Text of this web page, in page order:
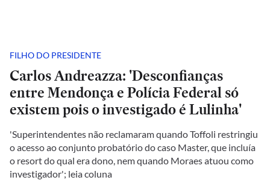
FILHO DO PRESIDENTE
Carlos Andreazza: 'Desconfianças
entre Mendonça e Polícia Federal só
existem pois o investigado é Lulinha'
'Superintendentes não reclamaram quando Toffoli restringiu
o acesso ao conjunto probatório do caso Master, que incluía
o resort do qual era dono, nem quando Moraes atuou como
investigador'; leia coluna